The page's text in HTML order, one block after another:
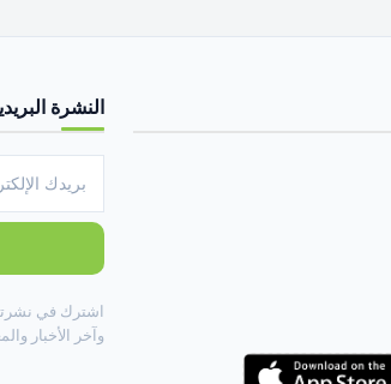
النشرة
اشترك في
وآخر الأخبار